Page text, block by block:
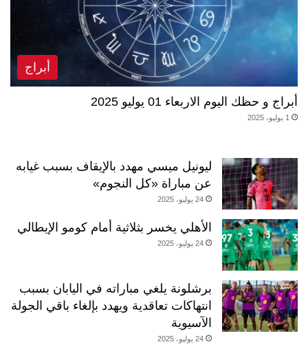
أبراج
أبراج و حظك اليوم الاربعاء 01 يوليو 2025
1 يوليو، 2025
ليونيل ميسي مهدد بالإيقاف بسبب غيابه
عن مباراة «كل النجوم»
24 يوليو، 2025
الأهلي يخسر بثلاثية أمام كومو الإيطالي
24 يوليو، 2025
برشلونة يلغي مباراته في اليابان بسبب
انتهاكات تعاقدية ويهدد بإلغاء باقي الجولة
الآسيوية
24 يوليو، 2025